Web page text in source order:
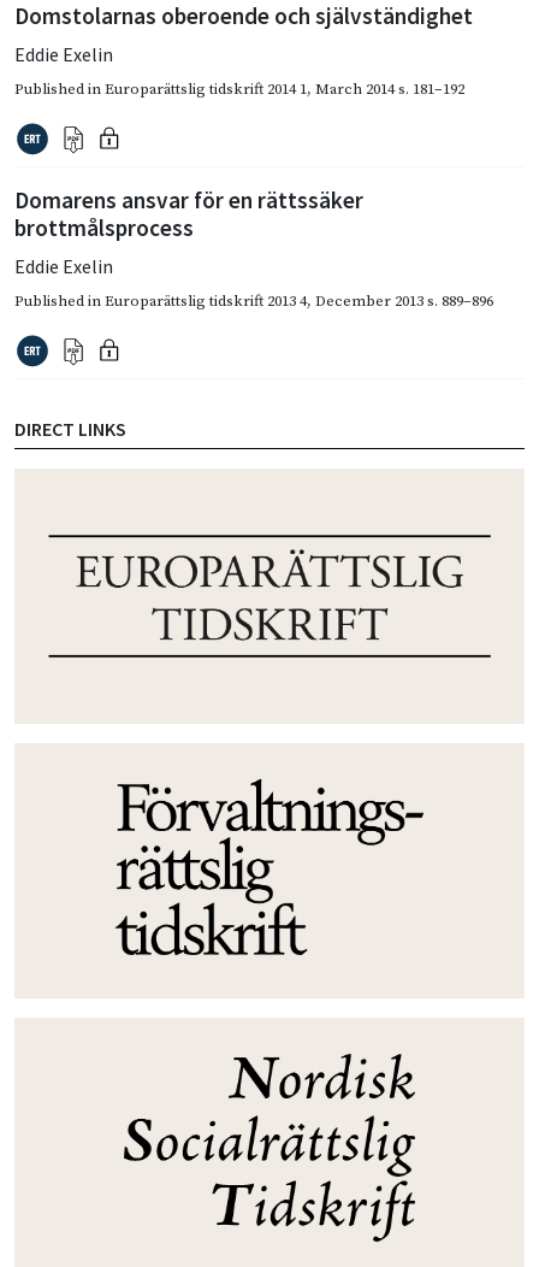
Domstolarnas oberoende och självständighet
Eddie Exelin
Published inEuroparättslig tidskrift 2014 1, March 2014s. 181–192
Domarens ansvar för en rättssäker
brottmålsprocess
Eddie Exelin
Published inEuroparättslig tidskrift 2013 4, December 2013s. 889–896
DIRECT LINKS